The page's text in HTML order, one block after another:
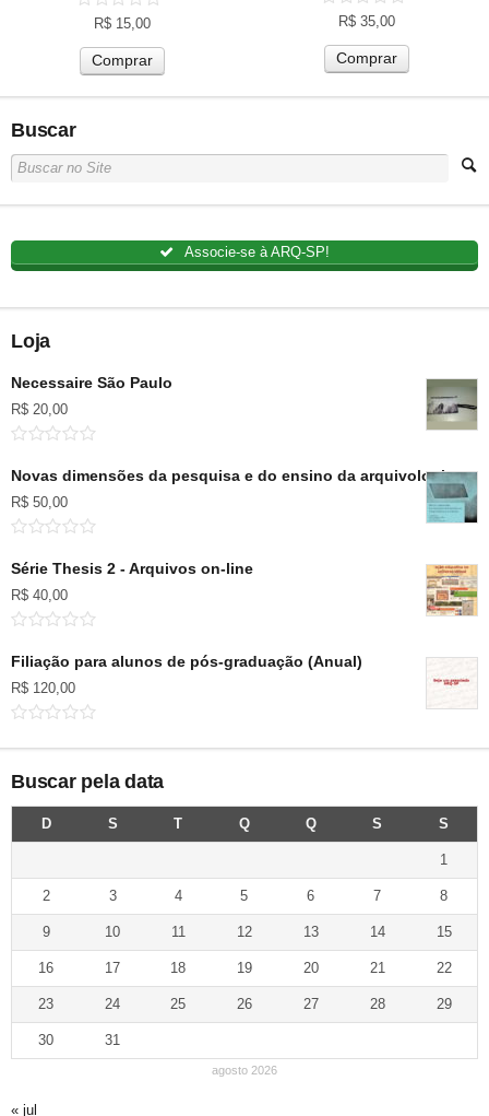
R$ 15,00
Comprar
R$ 35,00
Comprar
Buscar
Associe-se à ARQ-SP!
Loja
Necessaire São Paulo
R$ 20,00
Novas dimensões da pesquisa e do ensino da arquivologia no
R$ 50,00
Série Thesis 2 - Arquivos on-line
R$ 40,00
Filiação para alunos de pós-graduação (Anual)
R$ 120,00
Buscar pela data
agosto 2026
D S T Q Q S S
1
2 3 4 5 6 7 8
9 10 11 12 13 14 15
16 17 18 19 20 21 22
23 24 25 26 27 28 29
30 31
« jul